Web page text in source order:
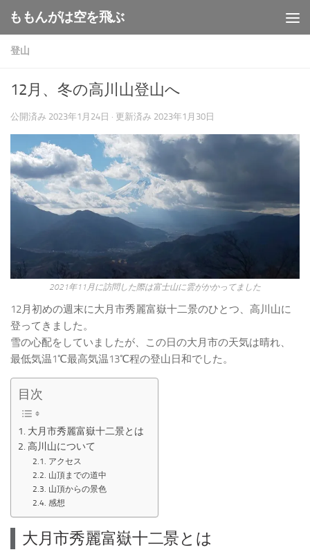
コンテンツへスキップ
ももんがは空を飛ぶ
登山
12月、冬の高川山登山へ
公開済み 2023年1月24日 · 更新済み 2023年1月30日
2021年11月に訪問した際は富士山に雲がかかってました
12月初めの週末に大月市秀麗富嶽十二景のひとつ、高川山に
登ってきました。
雪の心配をしていましたが、この日の大月市の天気は晴れ、
最低気温1℃最高気温13℃程の登山日和でした。
目次
大月市秀麗富嶽十二景とは
高川山について
アクセス
山頂までの道中
山頂からの景色
感想
大月市秀麗富嶽十二景とは